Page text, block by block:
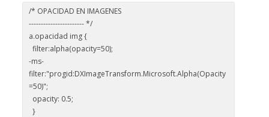
/* OPACIDAD EN IMAGENES
----------------------- */
a.opacidad img {
filter:alpha(opacity=50);
-ms-
filter:"progid:DXImageTransform.Microsoft.Alpha(Opacity
=50)";
opacity: 0.5;
}